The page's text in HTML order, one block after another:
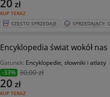
KUP TERAZ
20 zł
CZĘSTO SPRZEDAJE SPRZEDAJĄCY:
Encyklopedia świat wokół nas
Gatunek: Encyklopedie, słowniki i atlasy
-33% 30,00 zł
KUP TERAZ
20 zł